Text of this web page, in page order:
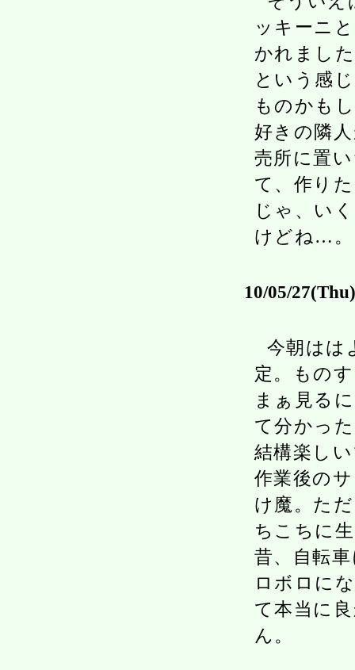
ッキーニ
かれまし
という感
ものかも
好きの隣
売所に置
て、作り
じゃ、い
けどね…。
10/05/27(Thu)
今朝はは
定。もの
まぁ見る
て分かっ
結構楽し
作業後の
け魔。た
ちこちに
昔、自転
ロボロに
て本当に
ん。